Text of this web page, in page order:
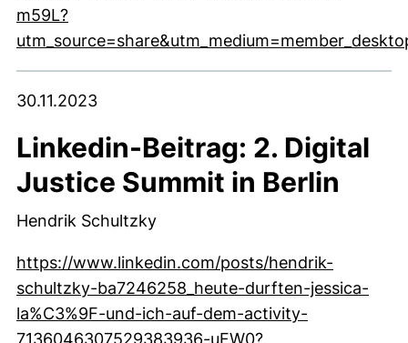
m59L?
30.11.2023
Linkedin-Beitrag: 2. Digital
Justice Summit in Berlin
Hendrik Schultzky
https://www.linkedin.com/posts/hendrik-
schultzky-ba7246258_heute-durften-jessica-
la%C3%9F-und-ich-auf-dem-activity-
7136046307529383936-uFW0?